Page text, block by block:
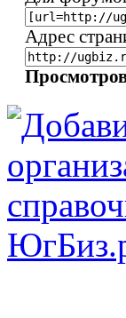
Адрес